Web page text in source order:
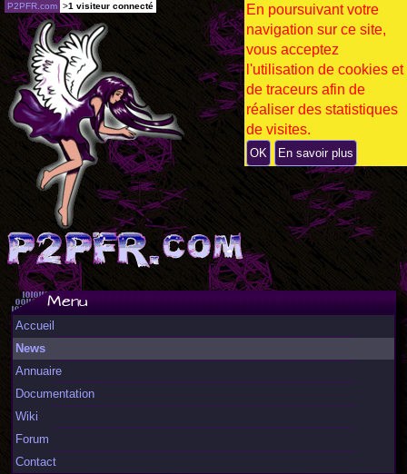
Menu
Accueil
News
Annuaire
Documentation
Wiki
Forum
Contact
P2PFR.com >1 visiteur connecté
En poursuivant votre
navigation sur ce site,
vous acceptez
l'utilisation de cookies et
de traceurs afin de
réaliser des statistiques
de visites.
OK En savoir plus